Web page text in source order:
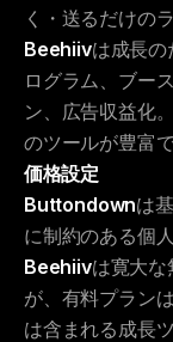
く・送るだけの
Beehiivは成長の
ログラム、ブー
ン、広告収益化
のツールが豊富で
価格設定
Buttondownは
に制約のある個
Beehiivは寛大
が、有料プラン
は含まれる成長